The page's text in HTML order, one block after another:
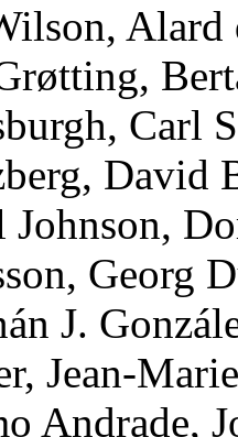
Carl
Georg
J.
Jean-
Andrade,